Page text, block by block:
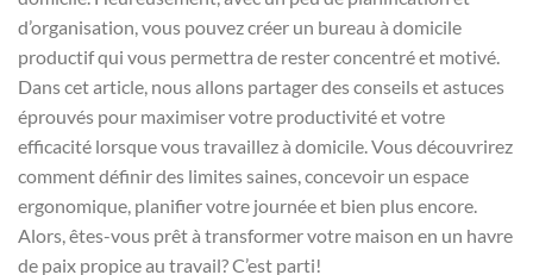
d’organisation, vous pouvez créer un bureau à domicile
productif qui vous permettra de rester concentré et motivé.
Dans cet article, nous allons partager des conseils et astuces
éprouvés pour maximiser votre productivité et votre
efficacité lorsque vous travaillez à domicile. Vous découvrirez
comment définir des limites saines, concevoir un espace
ergonomique, planifier votre journée et bien plus encore.
Alors, êtes-vous prêt à transformer votre maison en un havre
de paix propice au travail? C’est parti!